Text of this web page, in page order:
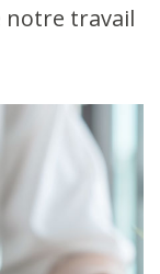
notre travail